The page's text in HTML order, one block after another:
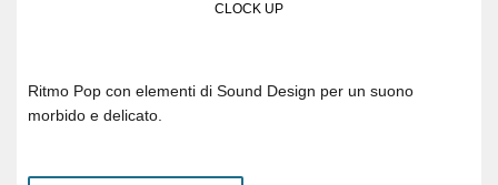
CLOCK UP
Ritmo Pop con elementi di Sound Design per un suono
morbido e delicato.